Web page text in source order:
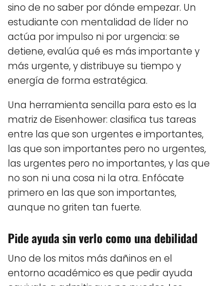
sino de no saber por dónde empezar. Un
estudiante con mentalidad de líder no
actúa por impulso ni por urgencia: se
detiene, evalúa qué es más importante y
más urgente, y distribuye su tiempo y
energía de forma estratégica.
Una herramienta sencilla para esto es la
matriz de Eisenhower: clasifica tus tareas
entre las que son urgentes e importantes,
las que son importantes pero no urgentes,
las urgentes pero no importantes, y las que
no son ni una cosa ni la otra. Enfócate
primero en las que son importantes,
aunque no griten tan fuerte.
Pide ayuda sin verlo como una debilidad
Uno de los mitos más dañinos en el
entorno académico es que pedir ayuda